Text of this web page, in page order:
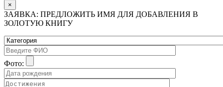
×
ЗАЯВКА: ПРЕДЛОЖИТЬ ИМЯ ДЛЯ ДОБАВЛЕНИЯ В
ЗОЛОТУЮ КНИГУ
Фото: